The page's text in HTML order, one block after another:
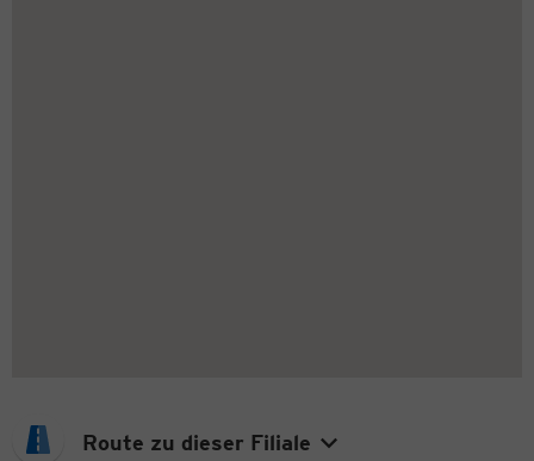
Route zu dieser Filiale